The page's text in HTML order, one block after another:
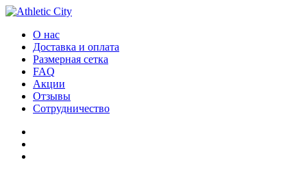
О нас
Доставка и оплата
Размерная сетка
FAQ
Акции
Отзывы
Сотрудничество